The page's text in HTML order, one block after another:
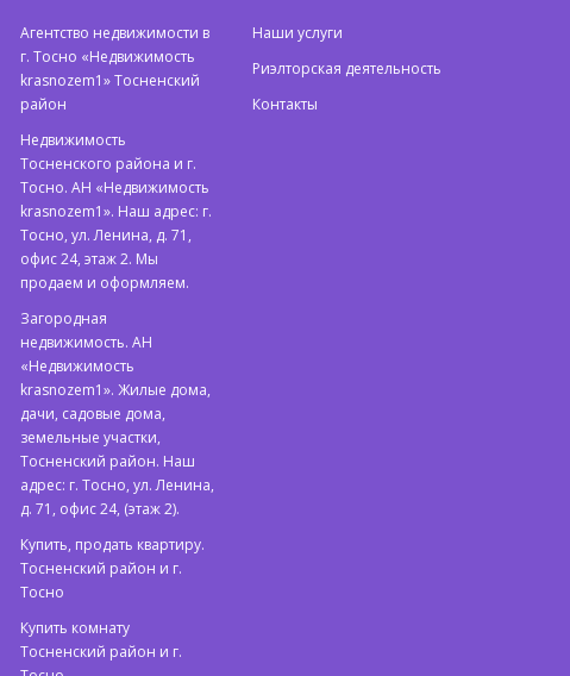
Агентство недвижимости в
г. Тосно «Недвижимость
krasnozem1» Тосненский
район
Недвижимость
Тосненского района и г.
Тосно. АН «Недвижимость
krasnozem1». Наш адрес: г.
Тосно, ул. Ленина, д. 71,
офис 24, этаж 2. Мы
продаем и оформляем.
Загородная
недвижимость. АН
«Недвижимость
krasnozem1». Жилые дома,
дачи, садовые дома,
земельные участки,
Тосненский район. Наш
адрес: г. Тосно, ул. Ленина,
д. 71, офис 24, (этаж 2).
Купить, продать квартиру.
Тосненский район и г.
Тосно
Купить комнату
Тосненский район и г.
Наши услуги
Риэлторская деятельность
Контакты